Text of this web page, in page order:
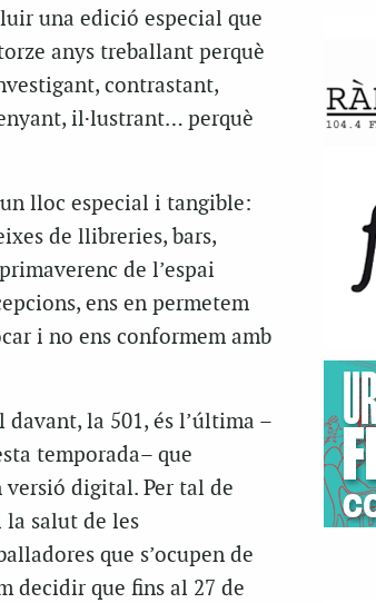
una edició especial que
anys treballant perquè
contrastant,
il·lustrant… perquè
lloc especial i tangible:
de llibreries, bars,
de l’espai
ens en permetem
i no ens conformem amb
la 501, és l’última –
temporada– que
versió digital. Per tal de
salut de les
que s’ocupen de
decidir que fins al 27 de